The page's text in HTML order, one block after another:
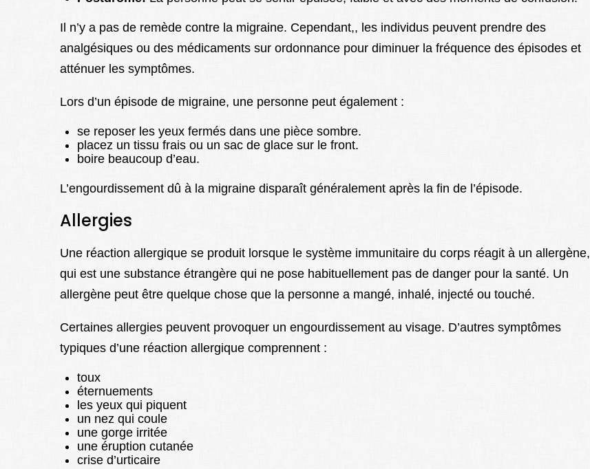
Il n’y a pas de remède contre la migraine. Cependant,, les individus peuvent prendre des
analgésiques ou des médicaments sur ordonnance pour diminuer la fréquence des épisodes et
atténuer les symptômes.
Lors d’un épisode de migraine, une personne peut également :
se reposer les yeux fermés dans une pièce sombre.
placez un tissu frais ou un sac de glace sur le front.
boire beaucoup d’eau.
L’engourdissement dû à la migraine disparaît généralement après la fin de l’épisode.
Allergies
Une réaction allergique se produit lorsque le système immunitaire du corps réagit à un allergène,
qui est une substance étrangère qui ne pose habituellement pas de danger pour la santé. Un
allergène peut être quelque chose que la personne a mangé, inhalé, injecté ou touché.
Certaines allergies peuvent provoquer un engourdissement au visage. D’autres symptômes
typiques d’une réaction allergique comprennent :
toux
éternuements
les yeux qui piquent
un nez qui coule
une gorge irritée
une éruption cutanée
crise d’urticaire